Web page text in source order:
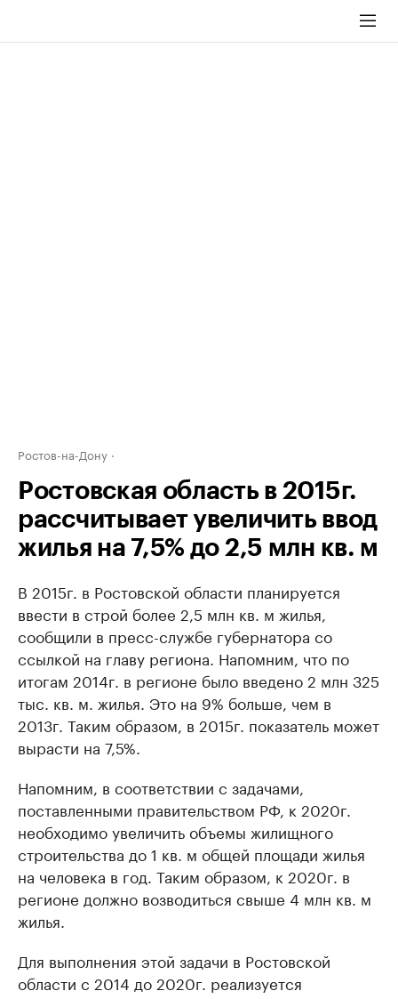
Ростов-на-Дону
Ростовская область в 2015г.
рассчитывает увеличить ввод
жилья на 7,5% до 2,5 млн кв. м
В 2015г. в Ростовской области планируется
ввести в строй более 2,5 млн кв. м жилья,
сообщили в пресс-службе губернатора со
ссылкой на главу региона. Напомним, что по
итогам 2014г. в регионе было введено 2 млн 325
тыс. кв. м. жилья. Это на 9% больше, чем в
2013г. Таким образом, в 2015г. показатель может
вырасти на 7,5%.
Напомним, в соответствии с задачами,
поставленными правительством РФ, к 2020г.
необходимо увеличить объемы жилищного
строительства до 1 кв. м общей площади жилья
на человека в год. Таким образом, к 2020г. в
регионе должно возводиться свыше 4 млн кв. м
жилья.
Для выполнения этой задачи в Ростовской
области с 2014 до 2020г. реализуется